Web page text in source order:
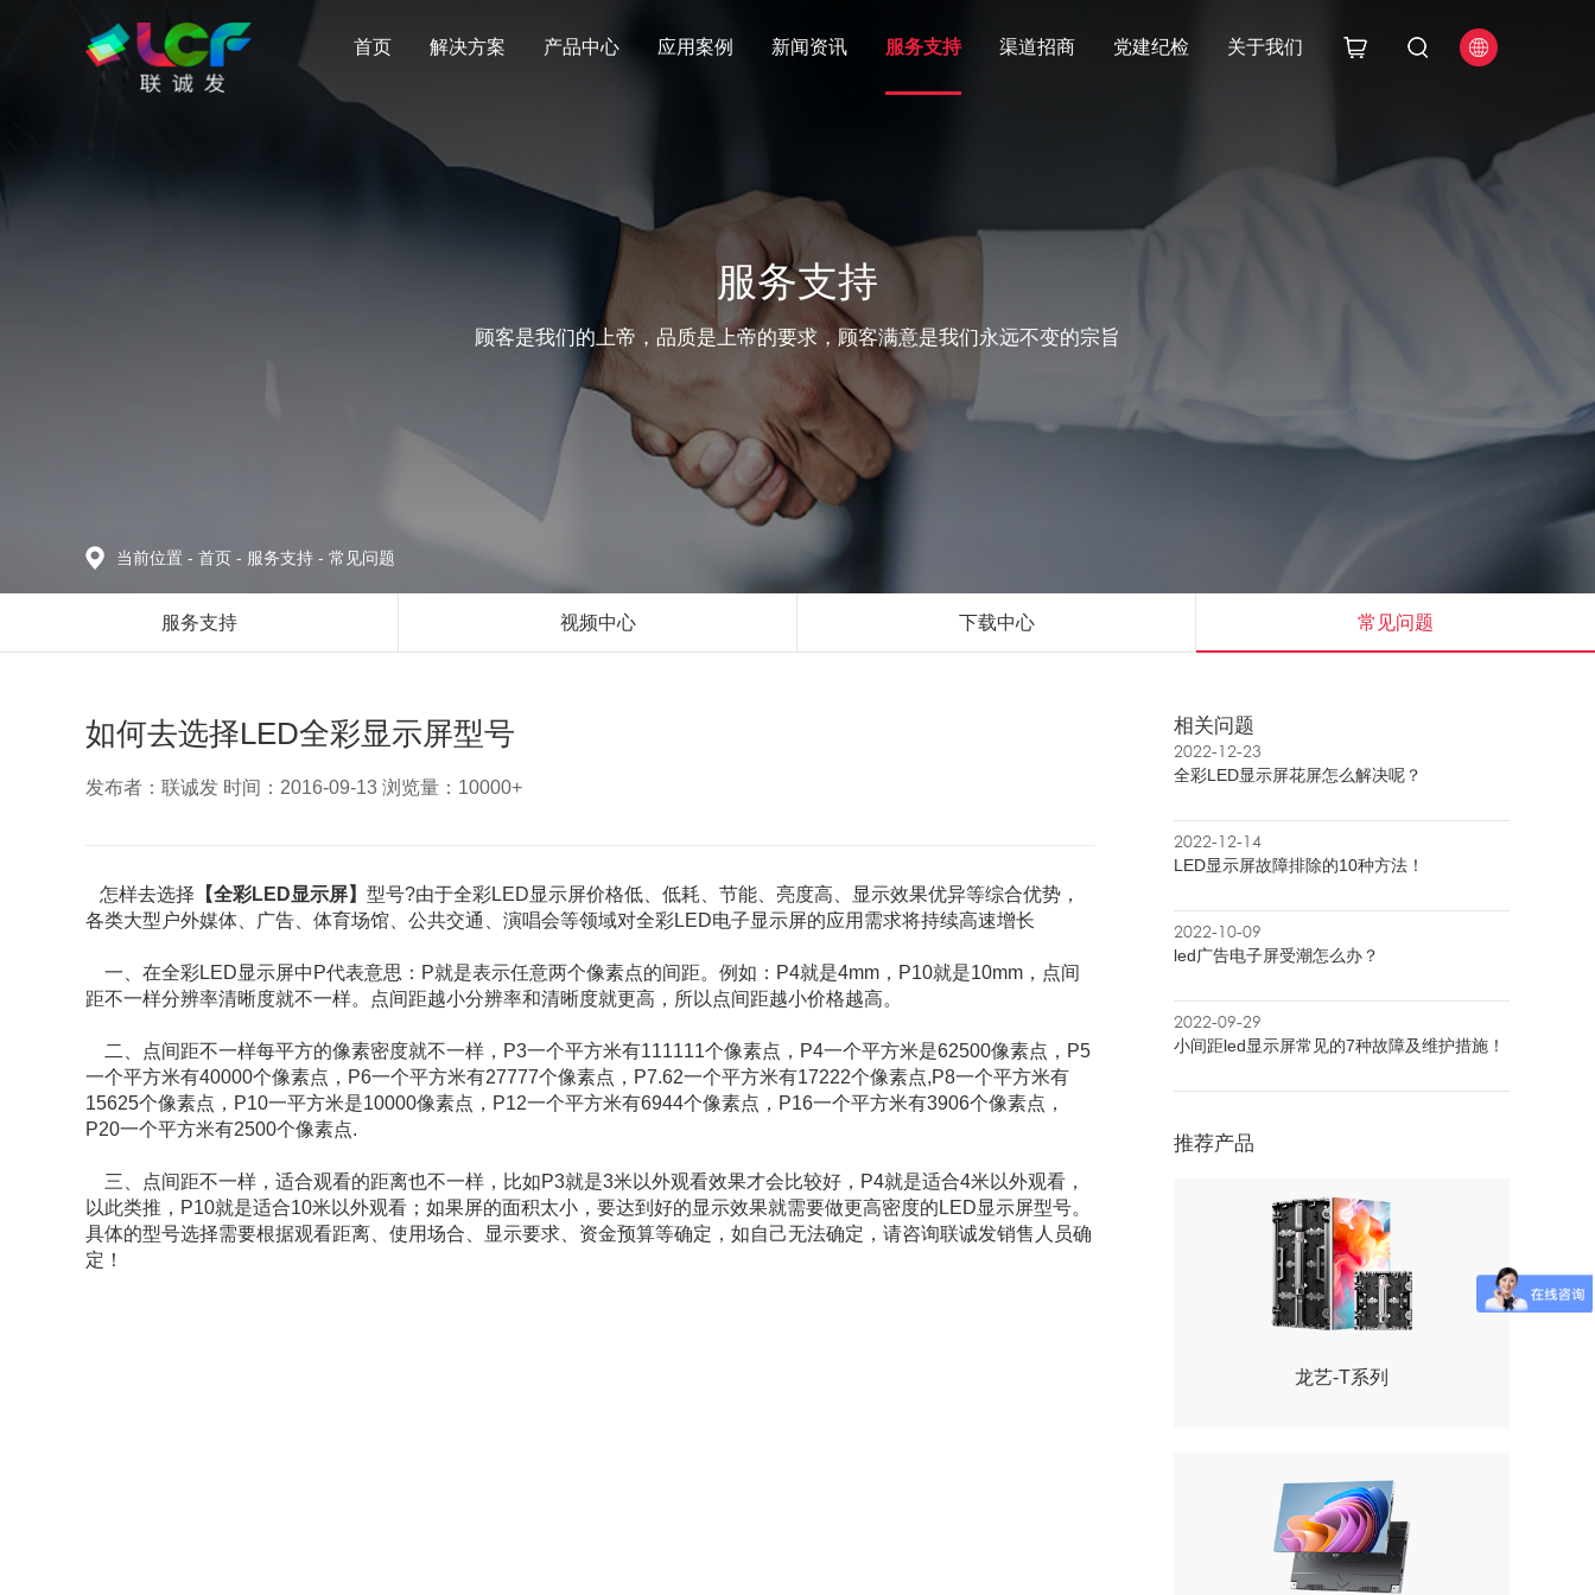
首页 解决方案 产品中心 应用案例 新闻资讯 服务支持 渠道招商 党建纪检 关于我们
服务支持
顾客是我们的上帝，品质是上帝的要求，顾客满意是我们永远不变的宗旨
当前位置 - 首页 - 服务支持 - 常见问题
服务支持 视频中心 下载中心 常见问题
如何去选择LED全彩显示屏型号
发布者：联诚发 时间：2016-09-13 浏览量：10000+
怎样去选择 【全彩LED显示屏】 型号?由于全彩LED显示屏价格低、低耗、节能、亮度高、显示效果优异等综合优势，
各类大型户外媒体、广告、体育场馆、公共交通、演唱会等领域对全彩LED电子显示屏的应用需求将持续高速增长
一、在全彩LED显示屏中P代表意思：P就是表示任意两个像素点的间距。例如：P4就是4mm，P10就是10mm，点间
距不一样分辨率清晰度就不一样。点间距越小分辨率和清晰度就更高，所以点间距越小价格越高。
二、点间距不一样每平方的像素密度就不一样，P3一个平方米有111111个像素点，P4一个平方米是62500像素点，P5
一个平方米有40000个像素点，P6一个平方米有27777个像素点，P7.62一个平方米有17222个像素点,P8一个平方米有
15625个像素点，P10一平方米是10000像素点，P12一个平方米有6944个像素点，P16一个平方米有3906个像素点，
P20一个平方米有2500个像素点.
三、点间距不一样，适合观看的距离也不一样，比如P3就是3米以外观看效果才会比较好，P4就是适合4米以外观看，
以此类推，P10就是适合10米以外观看；如果屏的面积太小，要达到好的显示效果就需要做更高密度的LED显示屏型号。
具体的型号选择需要根据观看距离、使用场合、显示要求、资金预算等确定，如自己无法确定，请咨询联诚发销售人员确
定！
相关问题
2022-12-23
全彩LED显示屏花屏怎么解决呢？
2022-12-14
LED显示屏故障排除的10种方法！
2022-10-09
led广告电子屏受潮怎么办？
2022-09-29
小间距led显示屏常见的7种故障及维护措施！
推荐产品
龙艺-T系列